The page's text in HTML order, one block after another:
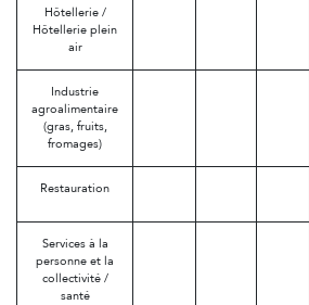
Hôtellerie /
Hôtellerie plein
air
Industrie
agroalimentaire
(gras, fruits,
fromages)
Restauration
Services à la
personne et la
collectivité /
santé